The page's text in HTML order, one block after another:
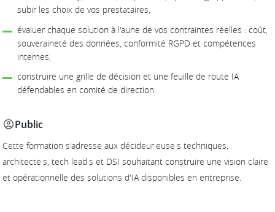
subir les choix de vos prestataires,
évaluer chaque solution à l'aune de vos contraintes réelles : coût,
souveraineté des données, conformité RGPD et compétences
internes,
construire une grille de décision et une feuille de route IA
défendables en comité de direction.
Public
Cette formation s'adresse aux décideur·euse·s techniques,
architecte·s, tech lead·s et DSI souhaitant construire une vision claire
et opérationnelle des solutions d'IA disponibles en entreprise.